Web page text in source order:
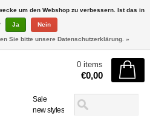
Sale
new styles
0 items
€0,00
um den Webshop zu verbessern. Ist das in
Ja Nein
Sie bitte unsere Datenschutzerklärung. »